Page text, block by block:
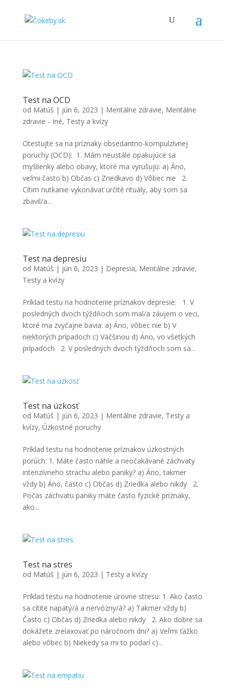
Test na OCD
od Matúš | jún 6, 2023 | Mentálne zdravie, Mentálne
zdravie - Iné, Testy a kvízy
Otestujte sa na príznaky obsedantno-kompulzívnej
poruchy (OCD): 1. Mám neustále opakujúce sa
myšlienky alebo obavy, ktoré ma vyrušujú: a) Áno,
veľmi často b) Občas c) Zriedkavo d) Vôbec nie 2.
Cítim nutkanie vykonávať určité rituály, aby som sa
zbavil/a...
Test na depresiu
od Matúš | jún 6, 2023 | Depresia, Mentálne zdravie,
Testy a kvízy
Príklad testu na hodnotenie príznakov depresie: 1. V
posledných dvoch týždňoch som mal/a záujem o veci,
ktoré ma zvyčajne bavia: a) Áno, vôbec nie b) V
niektorých prípadoch c) Väčšinou d) Áno, vo všetkých
prípadoch 2. V posledných dvoch týždňoch som sa...
Test na úzkosť
od Matúš | jún 6, 2023 | Mentálne zdravie, Testy a
kvízy, Úzkostné poruchy
Príklad testu na hodnotenie príznakov úzkostných
porúch: 1. Máte často náhle a neočakávané záchvaty
intenzívneho strachu alebo paniky? a) Áno, takmer
vždy b) Áno, často c) Občas d) Zriedka alebo nikdy 2.
Počas záchvatu paniky máte často fyzické príznaky,
ako...
Test na stres
od Matúš | jún 6, 2023 | Testy a kvízy
Príklad testu na hodnotenie úrovne stresu: 1. Ako často
sa cítite napätý/á a nervózny/á? a) Takmer vždy b)
Často c) Občas d) Zriedka alebo nikdy 2. Ako dobre sa
dokážete zrelaxovať po náročnom dni? a) Veľmi ťažko
alebo vôbec b) Niekedy sa mi to podarí c)...